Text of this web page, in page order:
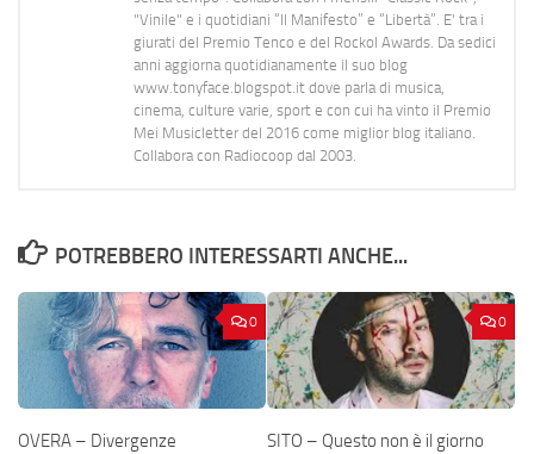
"Vinile" e i quotidiani “Il Manifesto” e “Libertà”. E' tra i
giurati del Premio Tenco e del Rockol Awards. Da sedici
anni aggiorna quotidianamente il suo blog
www.tonyface.blogspot.it dove parla di musica,
cinema, culture varie, sport e con cui ha vinto il Premio
Mei Musicletter del 2016 come miglior blog italiano.
Collabora con Radiocoop dal 2003.
POTREBBERO INTERESSARTI ANCHE...
0
OVERA – Divergenze
0
SITO – Questo non è il giorno